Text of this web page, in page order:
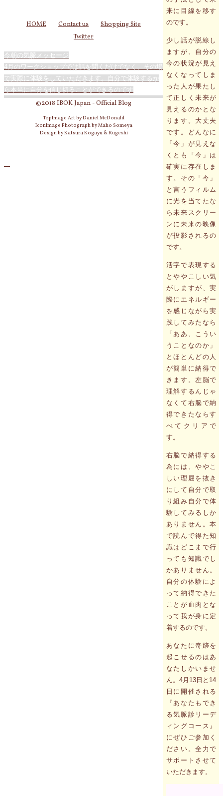
来に目線を移す
のです。
少し話が脱線し
ますが、自分の
今の状況が見え
なくなってしま
った人が果たし
て正しく未来が
見えるのかとな
ります。大丈夫
です。どんなに
「今」が見えな
くとも「今」は
確実に存在しま
す。その「今」
と言うフィルム
に光を当てたな
ら未来スクリー
ンに未来の映像
が投影されるの
です。
活字で表現する
とややこしい気
がしますが、実
際にエネルギー
を感じながら実
践してみたなら
「ああ、こうい
うことなのか」
とほとんどの人
が簡単に納得で
きます。左脳で
理解するんじゃ
なくて右脳で納
得できたならす
べてクリアで
す。
右脳で納得する
為には、ややこ
しい理屈を抜き
にして自分で取
り組み自分で体
験してみるしか
ありません。本
で読んで得た知
識はどこまで行
っても知識でし
かありません。
自分の体験によ
って納得できた
ことが血肉とな
って我が身に定
着するのです。
あなたに奇跡を
起こせるのはあ
なたしかいませ
ん。4月13日と14
日に開催される
『あなたもでき
る気脈診リーデ
ィングコース』
にぜひご参加く
ださい。全力で
サポートさせて
いただきます。
HOME Contact us
Shopping Site
Twitter
今朝の気脈メッセージ
4月のワークショップでは話を聞くだけでなく、その場
で実際に体験をしていただきます。自分で体験するか
ら本当に自分を信じ切ることができるのです
©2018 IBOK Japan - Official Blog
TopImage Art by Daniel McDonald
IconImage Photograph by Maho Someya
Design by Katsura Kogayu & Rugeshi